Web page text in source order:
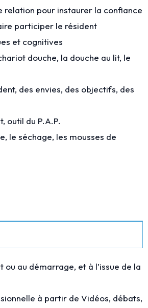
relation pour instaurer la confiance
participer le résident
et cognitives
douche, la douche au lit, le
des envies, des objectifs, des
outil du P.A.P.
le séchage, les mousses de
au démarrage, et à l’issue de la
à partir de Vidéos, débats,